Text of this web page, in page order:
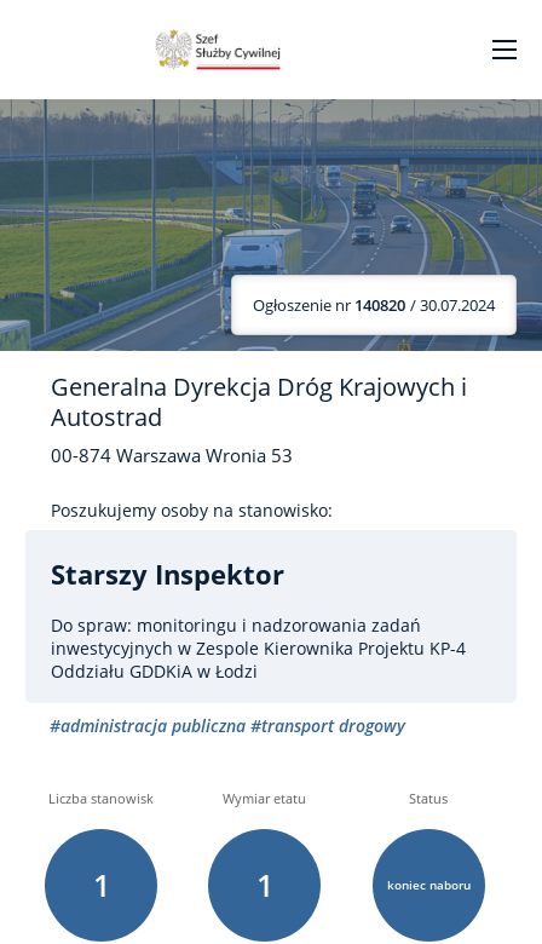
Ogłoszenie nr 140820 / 30.07.2024
Generalna Dyrekcja Dróg Krajowych i
Autostrad
00-874 Warszawa Wronia 53
Poszukujemy osoby na stanowisko:
Starszy Inspektor
Do spraw: monitoringu i nadzorowania zadań
inwestycyjnych w Zespole Kierownika Projektu KP-4
Oddziału GDDKiA w Łodzi
#administracja publiczna #transport drogowy
Liczba stanowisk
1
Wymiar etatu
1
Status
koniec naboru